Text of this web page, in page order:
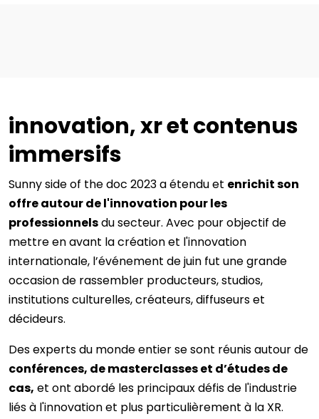
innovation, xr et contenus
immersifs
Sunny side of the doc 2023 a étendu et enrichit son
offre autour de l'innovation pour les
professionnelsdu secteur. Avec pour objectif de
mettre en avant la création et l'innovation
internationale, l’événement de juin fut une grande
occasion de rassembler producteurs, studios,
institutions culturelles, créateurs, diffuseurs et
décideurs.
Des experts du monde entier se sont réunis autour de
conférences, de masterclasses et d’études de
cas, et ont abordé les principaux défis de l'industrie
liés à l'innovation et plus particulièrement à la XR.